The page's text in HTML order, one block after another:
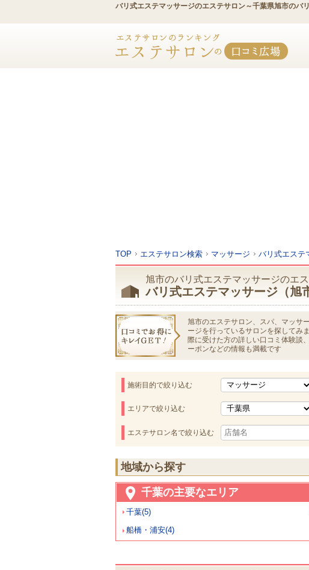
バリ式エステマッサージのエステサロン～千葉県旭市の
TOP エステサロン検索 マッサージ バリ式エステ
旭市のバリ式エステマッサージのエ
バリ式エステマッサージ（旭
旭市のエステサロン、スパ、マッサ
ージを行っているサロンを探してみ
際に受けた方の詳しい口コミ体験談
ーポンなどの情報も満載です
施術目的で絞り込む
エリアで絞り込む
エステサロン名で絞り込む
地域から探す
千葉の主要なエリア
千葉(5)
船橋・浦安(4)